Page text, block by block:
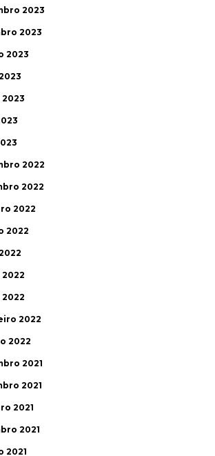
2023
2023
2023
2022
2022
2022
2022
2022
2022
2021
2021
2021
2021
2021